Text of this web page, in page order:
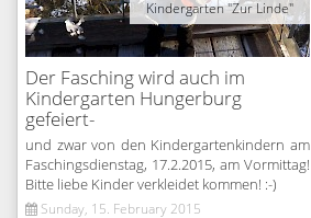
Kindergarten "Zur Linde"
Der Fasching wird auch im
Kindergarten Hungerburg
gefeiert-
und zwar von den Kindergartenkindern am
Faschingsdienstag, 17.2.2015, am Vormittag!
Bitte liebe Kinder verkleidet kommen! :-)
Sunday, 15. February 2015